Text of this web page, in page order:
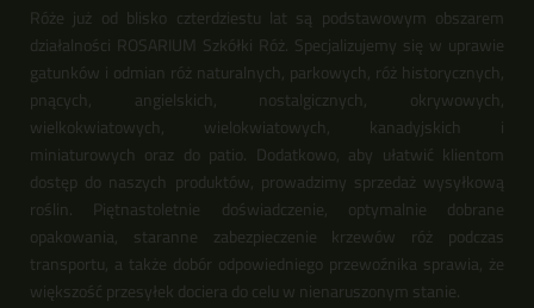
Róże już od blisko czterdziestu lat są podstawowym obszarem
działalności ROSARIUM Szkółki Róż. Specjalizujemy się w uprawie
gatunków i odmian róż naturalnych, parkowych, róż historycznych,
pnących, angielskich, nostalgicznych, okrywowych,
wielkokwiatowych, wielokwiatowych, kanadyjskich i
miniaturowych oraz do patio. Dodatkowo, aby ułatwić klientom
dostęp do naszych produktów, prowadzimy sprzedaż wysyłkową
roślin. Piętnastoletnie doświadczenie, optymalnie dobrane
opakowania, staranne zabezpieczenie krzewów róż podczas
transportu, a także dobór odpowiedniego przewoźnika sprawia, że
większość przesyłek dociera do celu w nienaruszonym stanie.